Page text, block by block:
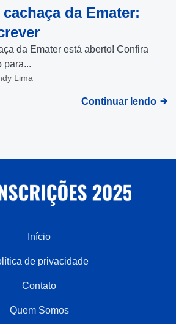
da Emater:
da Emater está aberto! Confira
para...
Lima
Continuar lendo
Início
de privacidade
Contato
Quem Somos